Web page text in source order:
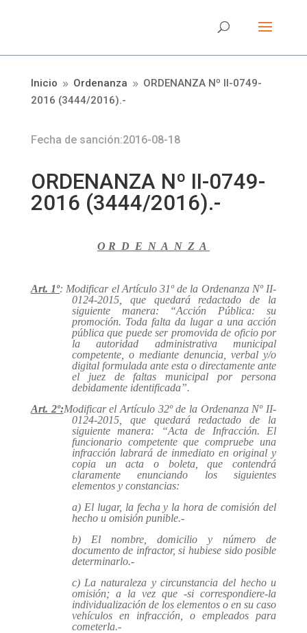
Inicio 9 Ordenanza 9 ORDENANZA Nº II-0749-
2016 (3444/2016).-
Fecha de sanción:2016-08-18
ORDENANZA Nº II-0749-
2016 (3444/2016).-
O R D E N A N Z A
Art. 1º: Modificar el Artículo 31º de la Ordenanza Nº II-
0124-2015, que quedará redactado de la
siguiente manera: “Acción Pública: su
promoción. Toda falta da lugar a una acción
pública que puede ser promovida de oficio por
la autoridad administrativa municipal
competente, o mediante denuncia, verbal y/o
digital formulada ante esta o directamente ante
el juez de faltas municipal por persona
debidamente identificada”.
Art. 2º:Modificar el Artículo 32º de la Ordenanza Nº II-
0124-2015, que quedará redactado de la
siguiente manera: “Acta de Infracción. El
funcionario competente que compruebe una
infracción labrará de inmediato en original y
copia un acta o boleta, que contendrá
claramente enunciando los siguientes
elementos y constancias:
a) El lugar, la fecha y la hora de comisión del
hecho u omisión punible.-
b) El nombre, domicilio y número de
documento de infractor, si hubiese sido posible
determinarlo.-
c) La naturaleza y circunstancia del hecho u
omisión; a la vez que -si correspondiere-la
individualización de los elementos o en su caso
vehículos en infracción, o empleados para
cometerla.-